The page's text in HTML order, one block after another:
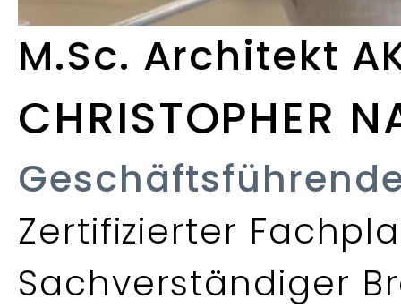
M.Sc. Architekt
CHRISTOPHER
Zertifizierter
Sachverständiger